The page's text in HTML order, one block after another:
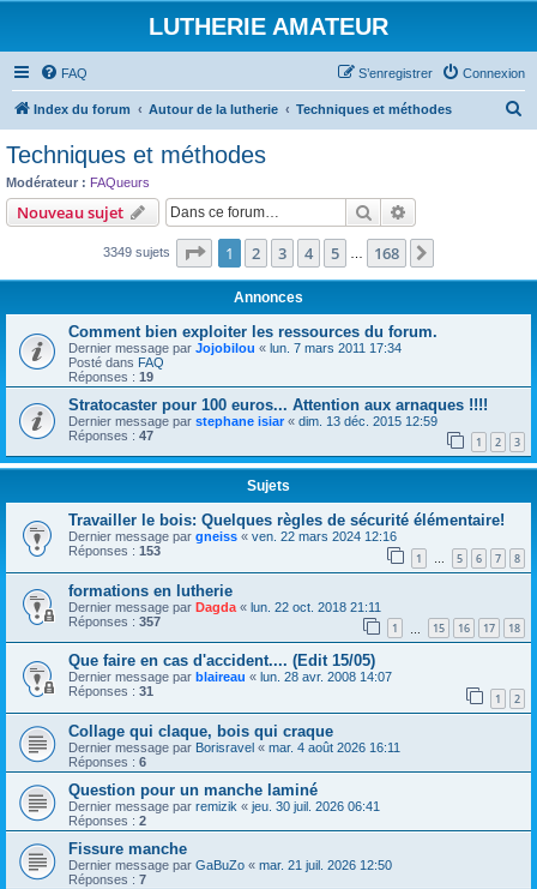
LUTHERIE AMATEUR
FAQ Connexion
S’enregistrer
Index du forum Autour de la lutherie Techniques et méthodes
c
Techniques et méthodes
Modérateur : FAQueurs
Nouveau sujet Rechercher
3349 sujets Page 1sur168
1 2 3 4 5 168
Annonces
Comment bien exploiter les ressources du forum.
Dernier message par Jojobilou « lun. 7 mars 2011 17:34
Posté dans FAQ
Réponses : 19
Stratocaster pour 100 euros... Attention aux arnaques !!!!
Dernier message par stephane isiar « dim. 13 déc. 2015 12:59
Réponses : 47 1 2 3
Sujets
Travailler le bois: Quelques règles de sécurité élémentaire!
Dernier message par gneiss « ven. 22 mars 2024 12:16
Réponses : 153 1 … 5 6 7 8
formations en lutherie
Dernier message par Dagda « lun. 22 oct. 2018 21:11
Réponses : 357 1 15 16 17 18
Que faire en cas d'accident.... (Edit 15/05)
Dernier message par blaireau « lun. 28 avr. 2008 14:07
Réponses : 31 1 2
Collage qui claque, bois qui craque
Dernier message par Borisravel « mar. 4 août 2026 16:11
Réponses : 6
Question pour un manche laminé
Dernier message par remizik « jeu. 30 juil. 2026 06:41
Réponses : 2
Fissure manche
Dernier message par GaBuZo « mar. 21 juil. 2026 12:50
Réponses : 7